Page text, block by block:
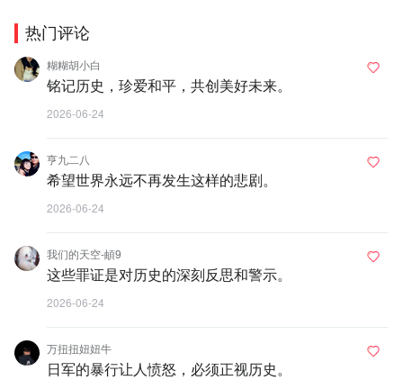
热门评论
糊糊胡小白
铭记历史，珍爱和平，共创美好未来。
2026-06-24
亨九二八
希望世界永远不再发生这样的悲剧。
2026-06-24
我们的天空-頔9
这些罪证是对历史的深刻反思和警示。
2026-06-24
万扭扭妞妞牛
日军的暴行让人愤怒，必须正视历史。